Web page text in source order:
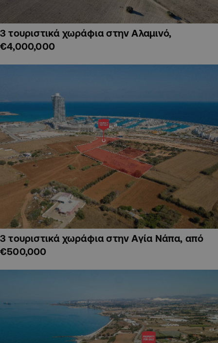
3 τουριστικά χωράφια στην Αλαμινό,
€4,000,000
3 τουριστικά χωράφια στην Αγία Νάπα, από
€500,000